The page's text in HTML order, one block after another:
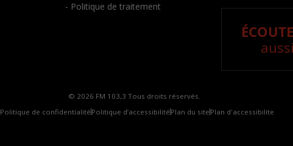
- Politique de traitement
© 2026 FM 103,3 Tous droits réservés.
Politique de confidentialité Politique d’accessibilité Plan du site Plan d'accessibilite